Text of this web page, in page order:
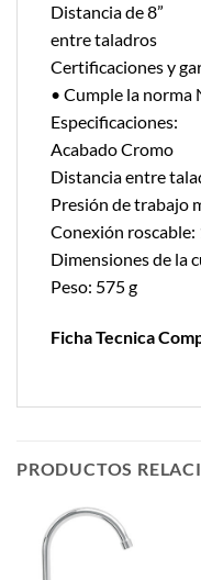
Distancia de 8”
entre taladros
Certificaciones y
• Cumple la
Especificaciones:
Acabado Cromo
Distancia entre
Presión de trabajo
Conexión roscable:
Dimensiones de la
Peso: 575 g
Ficha Tecnica
PRODUCTOS